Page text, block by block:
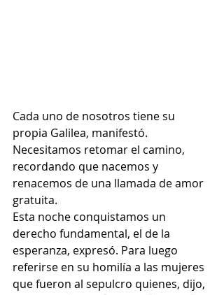
Cada uno de nosotros tiene su
propia Galilea, manifestó.
Necesitamos retomar el camino,
recordando que nacemos y
renacemos de una llamada de amor
gratuita.
Esta noche conquistamos un
derecho fundamental, el de la
esperanza, expresó. Para luego
referirse en su homilía a las mujeres
que fueron al sepulcro quienes, dijo,